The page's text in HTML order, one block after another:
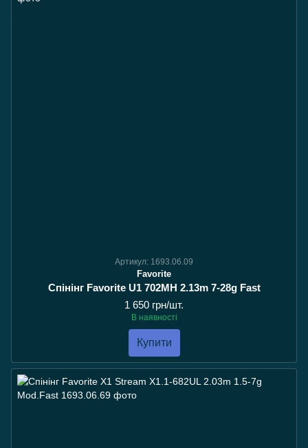
Артикул: 1693.06.09
Favorite
Спінінг Favorite U1 702MH 2.13m 7-28g Fast
1 650 грн/шт.
В наявності
Купити